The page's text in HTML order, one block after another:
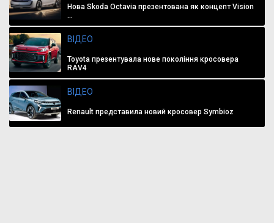
Нова Skoda Octavia презентована як концепт Vision
...
ВІДЕО
Toyota презентувала нове покоління кросовера
RAV4
ВІДЕО
Renault представила новий кросовер Symbioz